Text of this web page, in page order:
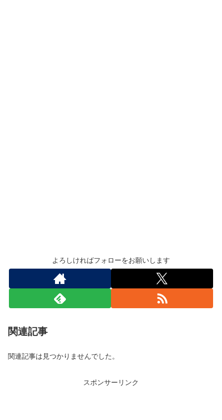
よろしければフォローをお願いします
関連記事
関連記事は見つかりませんでした。
スポンサーリンク